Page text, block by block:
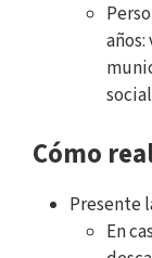
Cómo
Presente
En